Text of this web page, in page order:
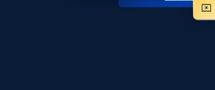
URL, Domain, Country code,